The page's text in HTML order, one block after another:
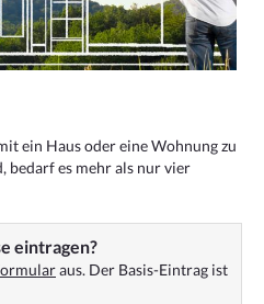
ein Haus oder eine Wohnung zu
bedarf es mehr als nur vier
eintragen?
aus. Der Basis-Eintrag ist